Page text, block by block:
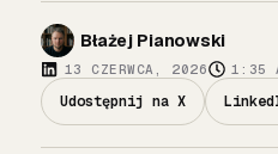
Błażej Pianowski
13 CZERWCA, 2026 1:35
Udostępnij na X